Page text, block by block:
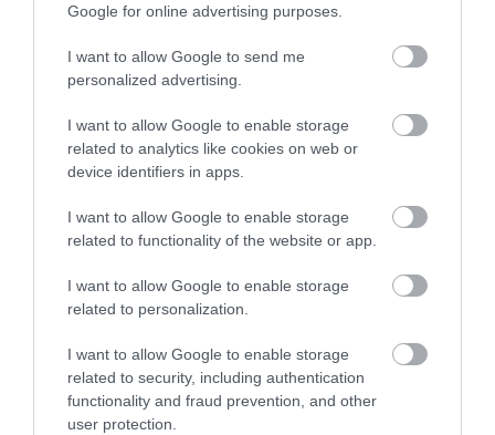
Google for online advertising purposes.
I want to allow Google to send me
personalized advertising.
I want to allow Google to enable storage
related to analytics like cookies on web or
device identifiers in apps.
I want to allow Google to enable storage
related to functionality of the website or app.
I want to allow Google to enable storage
related to personalization.
I want to allow Google to enable storage
related to security, including authentication
functionality and fraud prevention, and other
user protection.
1 h 12 min
Cause Parasites
389 152 399